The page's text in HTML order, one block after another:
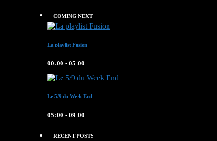
COMING NEXT
La playlist Fusion
00:00 - 05:00
Le 5/9 du Week End
05:00 - 09:00
RECENT POSTS